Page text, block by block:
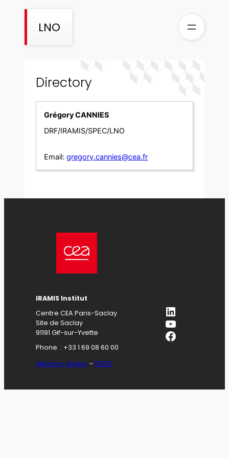
LNO
Directory
Grégory CANNIES
DRF/IRAMIS/SPEC/LNO
Email: gregory.cannies@cea.fr
IRAMIS Institut
Centre CEA Paris-Saclay
Site de Saclay
91191 Gif-sur-Yvette
Phone. : +33 1 69 08 60 00
Mentions légales – RGPD
LinkedIn
YouTube
Facebook